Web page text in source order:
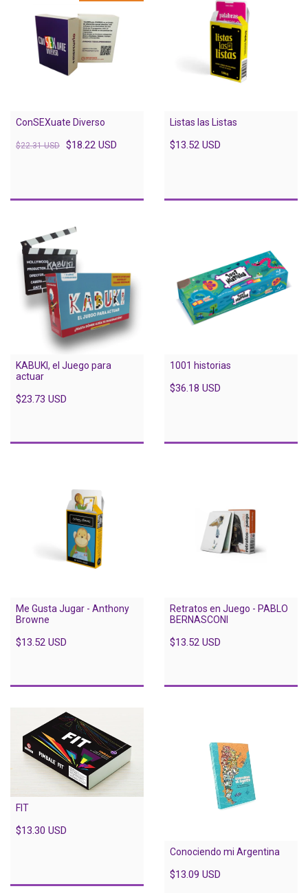
ConSEXuate Diverso
$22.31 USD $18.22 USD
Listas las Listas
$13.52 USD
KABUKI, el Juego para
actuar
$23.73 USD
1001 historias
$36.18 USD
Me Gusta Jugar - Anthony
Browne
$13.52 USD
Retratos en Juego - PABLO
BERNASCONI
$13.52 USD
FIT
$13.30 USD
Conociendo mi Argentina
$13.09 USD